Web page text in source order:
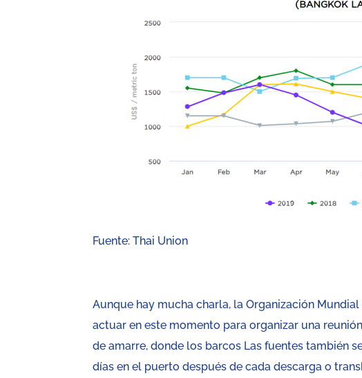
Fuente: Thai Union
Aunque hay mucha charla, la Organización
actuar en este momento para organizar una
de amarre, donde los barcos Las fuentes también
días en el puerto después de cada descarga o